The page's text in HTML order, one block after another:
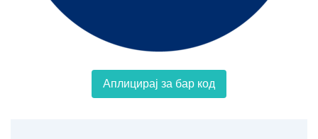
Аплицирај за бар код